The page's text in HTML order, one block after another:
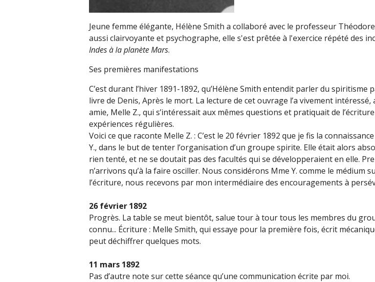
Jeune femme élégante, Hélène Smith a collaboré avec le professeur
aussi clairvoyante et psychographe, elle s'est prêtée à l'exercice répété des
Indes à la planète Mars.
Ses premières manifestations
C’est durant l’hiver 1891-1892, qu’Hélène Smith entendit parler du spiritisme
livre de Denis, Après le mort. La lecture de cet ouvrage l’a vivement intéressé,
amie, Melle Z., qui s’intéressait aux mêmes questions et pratiquait de
expériences régulières.
Voici ce que raconte Melle Z. : C’est le 20 février 1892 que je fis la
Y., dans le but de tenter l’organisation d’un groupe spirite. Elle était alors
rien tenté, et ne se doutait pas des facultés qui se développeraient en elle.
n’arrivons qu’à la faire osciller. Nous considérons Mme Y. comme le
l’écriture, nous recevons par mon intermédiaire des encouragements à
26 février 1892
Progrès. La table se meut bientôt, salue tour à tour tous les membres du
connu... Écriture : Melle Smith, qui essaye pour la première fois, écrit
peut déchiffrer quelques mots.
11 mars 1892
Pas d’autre note sur cette séance qu’une communication écrite par moi.